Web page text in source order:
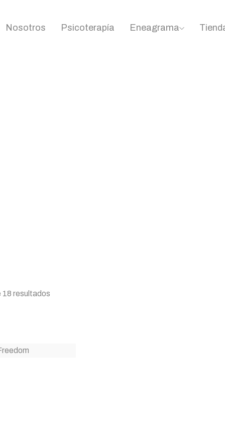
Nosotros Psicoterapía Eneagrama
resultados